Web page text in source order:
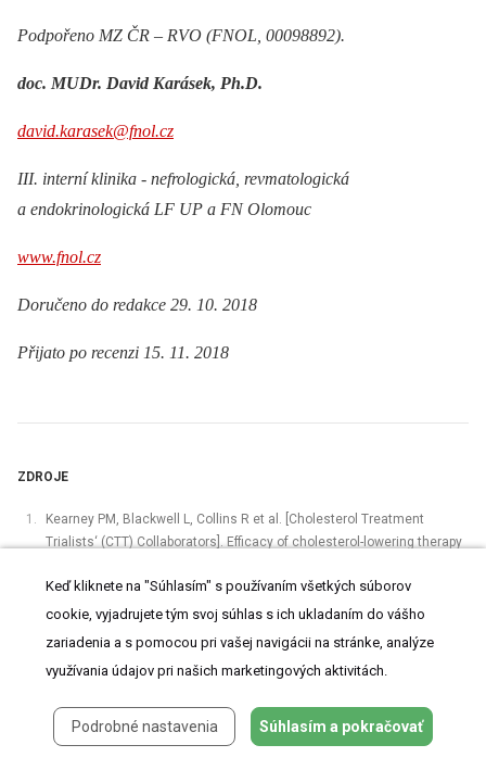
Podpořeno MZ ČR –⁠ RVO (FNOL, 00098892).
doc. MUDr. David Karásek, Ph.D.
david.karasek@fnol.cz
III. interní klinika -⁠ nefrologická, revmatologická
a endokrinologická LF UP a FN Olomouc
www.fnol.cz
Doručeno do redakce 29. 10. 2018
Přijato po recenzi 15. 11. 2018
ZDROJE
Kearney PM, Blackwell L, Collins R et al. [Cholesterol Treatment
Trialists‘ (CTT) Collaborators]. Efficacy of cholesterol-lowering therapy
a meta-analysis. Lancet 2008; 371(9607): 117–125. Dostupné z DOI:
<http://dx.doi.org/10.1016/S0140–6736(08)60104-X>.
Baigent C, Blackwell L, Emberson J et al. [Cholesterol Treatment
Trialists’ (CTT) Collaboration]. Efficacy and safety of more intensive
170,000 participants in 26 randomised trials. Lancet 2010; 376(9753):
1670–1681. Dostupné z DOI: <http://dx.doi.org/10.1016/S0140–
Keď kliknete na "Súhlasím" s používaním všetkých súborov
cookie, vyjadrujete tým svoj súhlas s ich ukladaním do vášho
zariadenia a s pomocou pri vašej navigácii na stránke, analýze
využívania údajov pri našich marketingových aktivitách.
Podrobné nastavenia Súhlasím a pokračovať